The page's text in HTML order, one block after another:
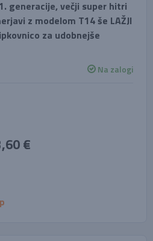
generacije, večji super hitri
z modelom T14 še LAŽJI
za udobnejše
Na zalogi
€